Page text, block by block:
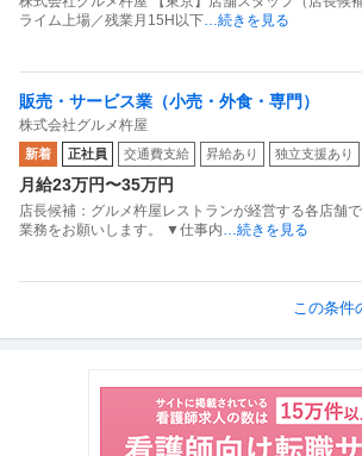
ライム上場／残業月15H以下 …続きを見る
販売・サービス業（小売・外食・専門）
株式会社グルメ杵屋
新着 正社員 交通費支給 昇給あり 独立支援あり
月給23万円〜35万円
店長候補：グルメ杵屋レストランが経営する各店舗
業務をお願いします。 ▼仕事内 …続きを見る
この条件